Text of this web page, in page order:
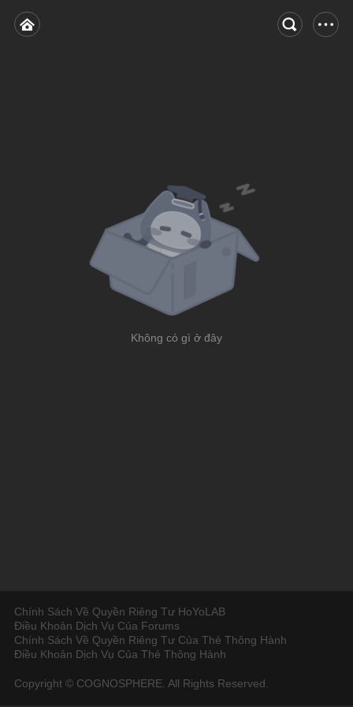
Không có gì ở đây
Chính Sách Về Quyền Riêng Tư HoYoLAB
Điều Khoản Dịch Vụ Của Forums
Chính Sách Về Quyền Riêng Tư Của Thẻ Thông Hành
Điều Khoản Dịch Vụ Của Thẻ Thông Hành
Copyright © COGNOSPHERE. All Rights Reserved.